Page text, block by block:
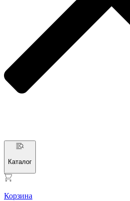
Каталог
Корзина